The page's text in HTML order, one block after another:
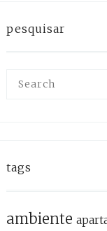
pesquisar
Search
tags
ambiente